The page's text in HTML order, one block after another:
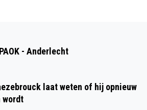
- Anderlecht
laat weten of hij opnieuw
wordt